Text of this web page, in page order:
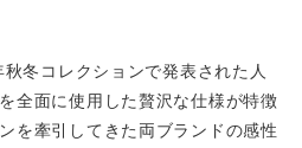
冬コレクションで発表された人
全面に使用した贅沢な仕様が特徴
を牽引してきた両ブランドの感性